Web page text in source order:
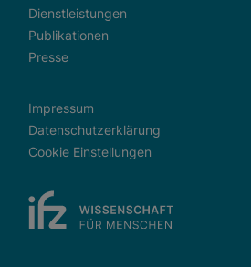
Dienstleistungen
Publikationen
Presse
Impressum
Datenschutzerklärung
Cookie Einstellungen